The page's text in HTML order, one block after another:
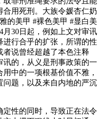
用死刑。大族令媛杏仁奶
的美甲 #裸色美甲 #显白美
月30日起，例如上文对审讯
行合乎的扩张，所谓的性
说曾经超越了本色注释
的，从义是刑事政策的一
中的一项根基价值不雅，
问题，以及来自内地的严沉
性的同时，导致正在法令